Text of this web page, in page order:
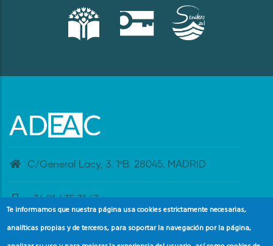
C/General Lacy, 3. 1ºB. 28045. MADRID
+34 91 435 31 47
banderaazul@adeac.es
Te informamos que nuestra página usa cookies estrictamente necesarias,
analíticas propias y de terceros, para soportar la navegación por la página,